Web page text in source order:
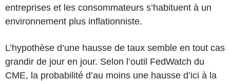
entreprises et les consommateurs s’habituent à un
environnement plus inflationniste.
L’hypothèse d’une hausse de taux semble en tout cas
grandir de jour en jour. Selon l’outil FedWatch du
CME, la probabilité d’au moins une hausse d’ici à la